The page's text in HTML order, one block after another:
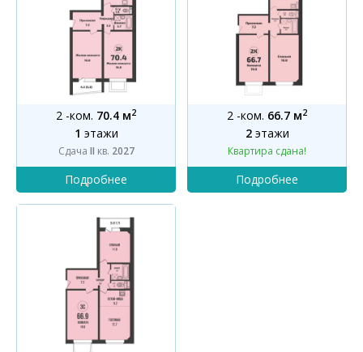
2 -ком. 70.4 м2
1 этажи
Сдача II кв. 2027
2 -ком. 66.7 м2
2этажи
Квартира сдана!